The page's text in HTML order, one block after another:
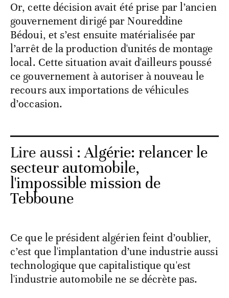
Or, cette décision avait été prise par l’ancien
gouvernement dirigé par Noureddine
Bédoui, et s’est ensuite matérialisée par
l’arrêt de la production d'unités de montage
local. Cette situation avait d'ailleurs poussé
ce gouvernement à autoriser à nouveau le
recours aux importations de véhicules
d’occasion.
Lire aussi :Algérie: relancer le
secteur automobile,
l'impossible mission de
Tebboune
Ce que le président algérien feint d’oublier,
c’est que l'implantation d’une industrie aussi
technologique que capitalistique qu'est
l'industrie automobile ne se décrète pas.